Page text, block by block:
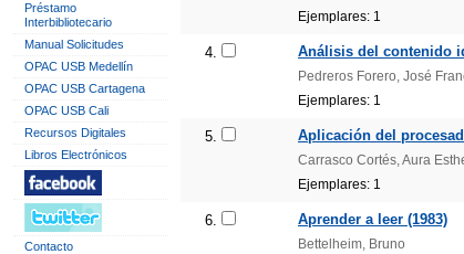
Préstamo
Interbibliotecario
Manual Solicitudes
OPAC USB Medellín
OPAC USB Cartagena
OPAC USB Cali
Recursos Digitales
Libros Electrónicos
Contacto
Ejemplares: 1
4. Análisis del contenido
Pedreros Forero, José
Ejemplares: 1
5. Aplicación del
Carrasco Cortés, Aura
Ejemplares: 1
6. Aprender a leer (1983)
Bettelheim, Bruno